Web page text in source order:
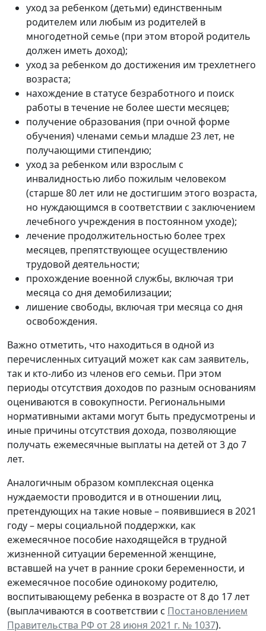
уход за ребенком (детьми) единственным
родителем или любым из родителей в
многодетной семье (при этом второй родитель
должен иметь доход);
уход за ребенком до достижения им трехлетнего
возраста;
нахождение в статусе безработного и поиск
работы в течение не более шести месяцев;
получение образования (при очной форме
обучения) членами семьи младше 23 лет, не
получающими стипендию;
уход за ребенком или взрослым с
инвалидностью либо пожилым человеком
(старше 80 лет или не достигшим этого возраста,
но нуждающимся в соответствии с заключением
лечебного учреждения в постоянном уходе);
лечение продолжительностью более трех
месяцев, препятствующее осуществлению
трудовой деятельности;
прохождение военной службы, включая три
месяца со дня демобилизации;
лишение свободы, включая три месяца со дня
освобождения.
Важно отметить, что находиться в одной из
перечисленных ситуаций может как сам заявитель,
так и кто-либо из членов его семьи. При этом
периоды отсутствия доходов по разным основаниям
оцениваются в совокупности. Региональными
нормативными актами могут быть предусмотрены и
иные причины отсутствия дохода, позволяющие
получать ежемесячные выплаты на детей от 3 до 7
лет.
Аналогичным образом комплексная оценка
нуждаемости проводится и в отношении лиц,
претендующих на такие новые – появившиеся в 2021
году – меры социальной поддержки, как
ежемесячное пособие находящейся в трудной
жизненной ситуации беременной женщине,
вставшей на учет в ранние сроки беременности, и
ежемесячное пособие одинокому родителю,
воспитывающему ребенка в возрасте от 8 до 17 лет
(выплачиваются в соответствии с Постановлением
Правительства РФ от 28 июня 2021 г. № 1037).